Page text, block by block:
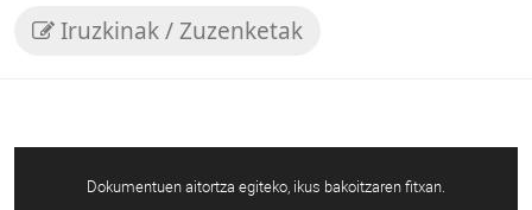
Iruzkinak / Zuzenketak
Dokumentuen aitortza egiteko, ikus bakoitzaren fitxan.